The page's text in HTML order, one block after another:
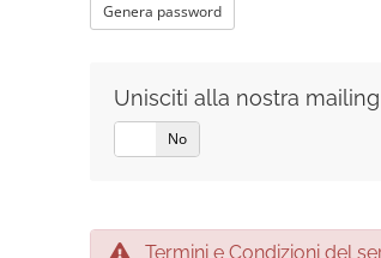
Genera password
Unisciti alla nostra
No
Termini e Condizioni del